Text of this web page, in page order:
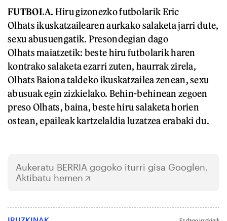
FUTBOLA. Hiru gizonezko futbolarik Eric
Olhats ikuskatzailearen aurkako salaketa jarri dute,
sexu abusuengatik. Presondegian dago
Olhats maiatzetik: beste hiru futbolarik haren
kontrako salaketa ezarri zuten, haurrak zirela,
Olhats Baiona taldeko ikuskatzailea zenean, sexu
abusuak egin zizkielako. Behin-behinean zegoen
preso Olhats, baina, beste hiru salaketa horien
ostean, epaileak kartzelaldia luzatzea erabaki du.
Aukeratu BERRIA gogoko iturri gisa Googlen.
Aktibatu hemen